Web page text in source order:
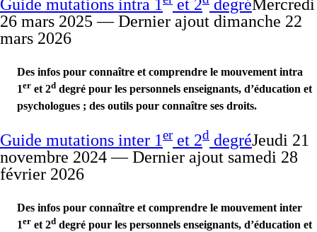
Guide mutations intra 1 et 2 degréMercredi
26 mars 2025 — Dernier ajout dimanche 22
mars 2026
Des infos pour connaître et comprendre le mouvement intra
1er et 2d degré pour les personnels enseignants, d’éducation et
psychologues ; des outils pour connaître ses droits.
Guide mutations inter 1eret 2d degréJeudi 21
novembre 2024 — Dernier ajout samedi 28
février 2026
Des infos pour connaître et comprendre le mouvement inter
1er et 2d degré pour les personnels enseignants, d’éducation et